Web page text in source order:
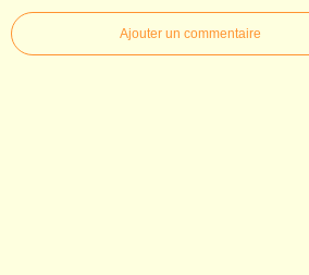
Ajouter un commentaire